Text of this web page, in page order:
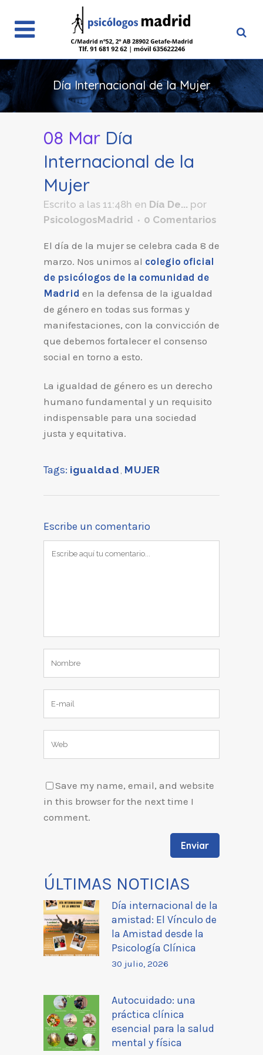
Día Internacional de la Mujer
08 Mar Día
Internacional de la
Mujer
Escrito a las 11:48h en Día De... por
PsicologosMadrid
0 Comentarios
El día de la mujer se celebra cada 8 de
marzo. Nos unimos al colegio oficial
de psicólogos de la comunidad de
Madrid en la defensa de la igualdad
de género en todas sus formas y
manifestaciones, con la convicción de
que debemos fortalecer el consenso
social en torno a esto.
La igualdad de género es un derecho
humano fundamental y un requisito
indispensable para una sociedad
justa y equitativa.
Tags: igualdad MUJER
Escribe un comentario
Save my name, email, and website
in this browser for the next time I
comment.
ÚLTIMAS NOTICIAS
Día internacional de la
amistad: El Vínculo de
la Amistad desde la
Psicología Clínica
30 julio, 2026
Autocuidado: una
práctica clínica
esencial para la salud
mental y física